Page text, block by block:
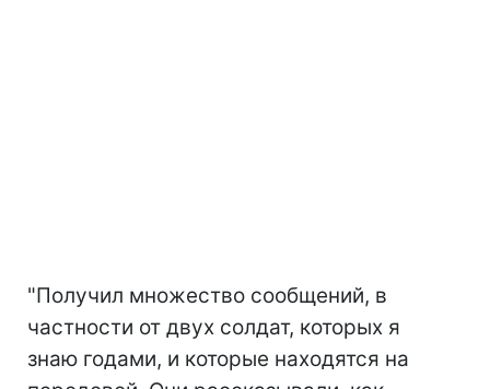
"Получил множество сообщений, в
частности от двух солдат, которых я
знаю годами, и которые находятся на